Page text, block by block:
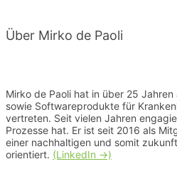
Über Mirko de Paoli
Mirko de Paoli hat in über 25
sowie Softwareprodukte für
vertreten. Seit vielen Jahren
Prozesse hat. Er ist seit 2016 als
einer nachhaltigen und somit
orientiert. (LinkedIn ->)